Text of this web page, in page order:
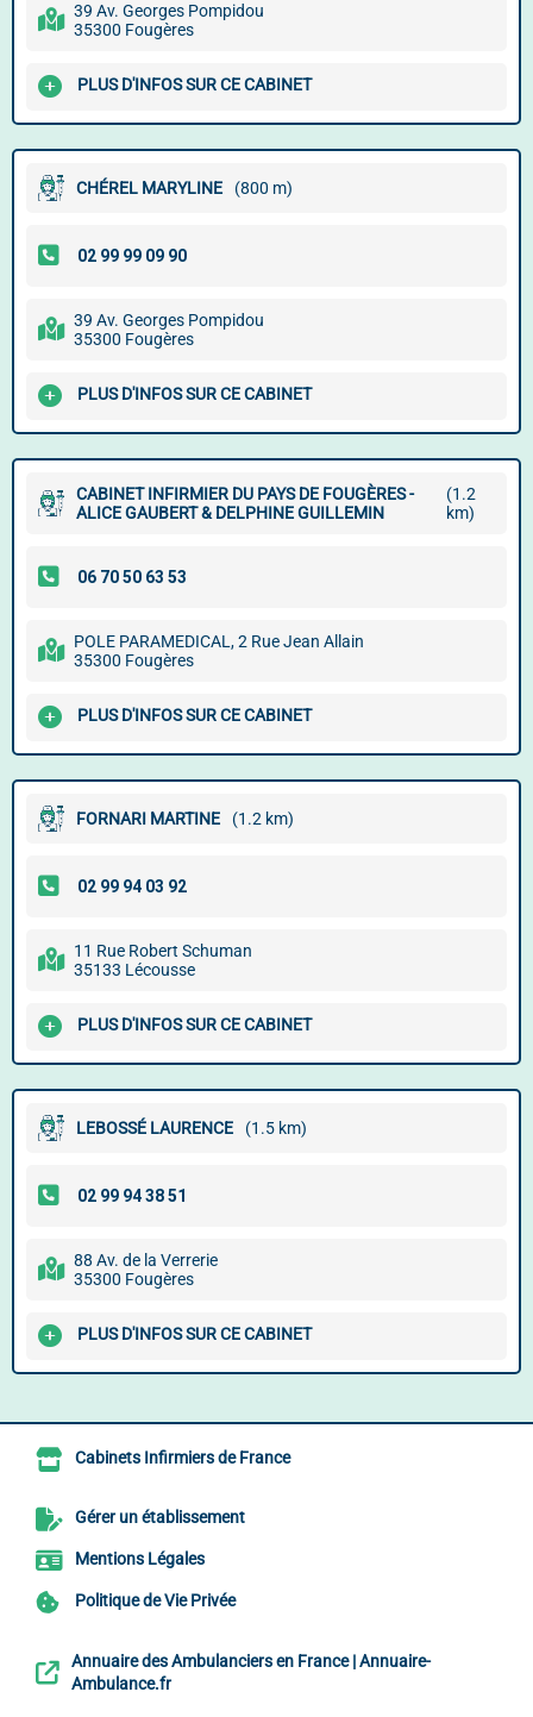
39 Av. Georges Pompidou
35300 Fougères
PLUS D'INFOS SUR CE CABINET
CHÉREL MARYLINE (800 m)
39 Av. Georges Pompidou
35300 Fougères
PLUS D'INFOS SUR CE CABINET
CABINET INFIRMIER DU PAYS DE FOUGÈRES -
ALICE GAUBERT & DELPHINE GUILLEMIN
(1.2
km)
POLE PARAMEDICAL, 2 Rue Jean Allain
35300 Fougères
PLUS D'INFOS SUR CE CABINET
FORNARI MARTINE (1.2 km)
11 Rue Robert Schuman
35133 Lécousse
PLUS D'INFOS SUR CE CABINET
LEBOSSÉ LAURENCE (1.5 km)
88 Av. de la Verrerie
35300 Fougères
PLUS D'INFOS SUR CE CABINET
Cabinets Infirmiers de France
Gérer un établissement
Mentions Légales
Politique de Vie Privée
Annuaire des Ambulanciers en France | Annuaire-
Ambulance.fr